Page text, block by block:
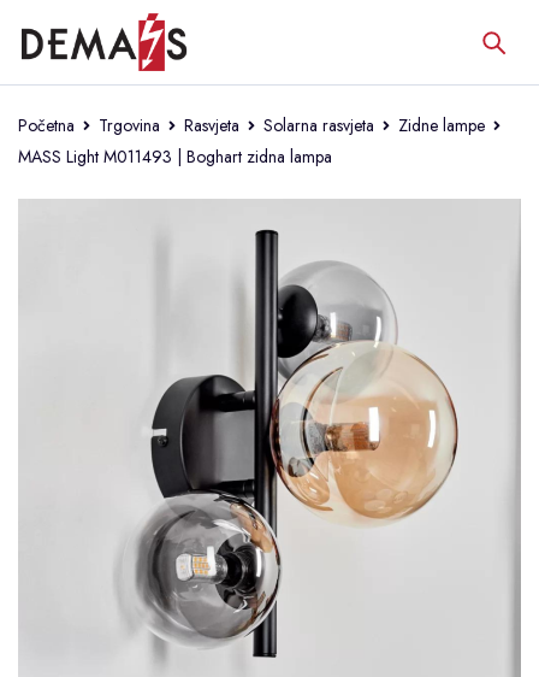
Početna Trgovina Rasvjeta Solarna rasvjeta
Zidne lampe
MASS Light M011493 | Boghart zidna lampa